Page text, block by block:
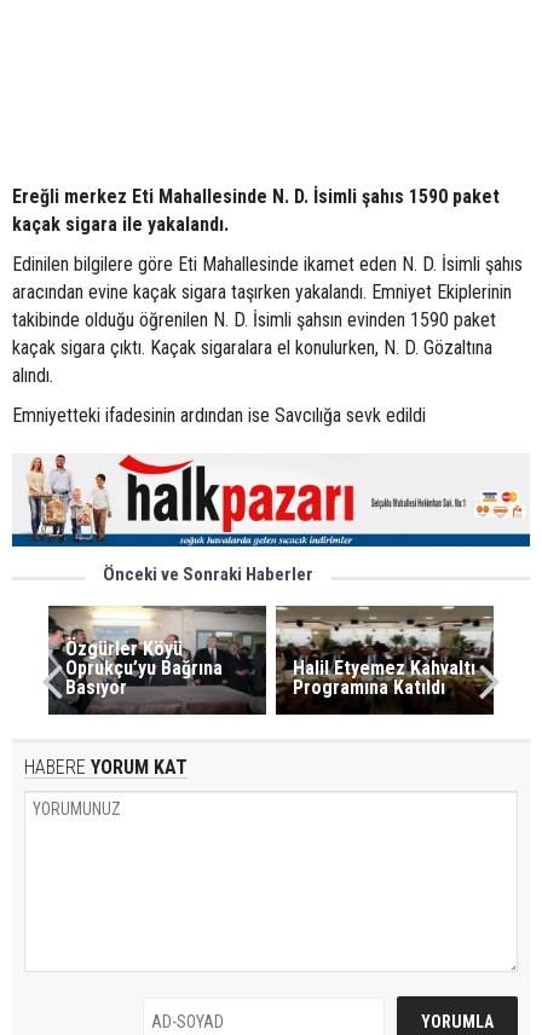
Ereğli merkez Eti Mahallesinde N. D. İsimli şahıs 1590 paket
kaçak sigara ile yakalandı.
Edinilen bilgilere göre Eti Mahallesinde ikamet eden N. D. İsimli şahıs
aracından evine kaçak sigara taşırken yakalandı. Emniyet Ekiplerinin
takibinde olduğu öğrenilen N. D. İsimli şahsın evinden 1590 paket
kaçak sigara çıktı. Kaçak sigaralara el konulurken, N. D. Gözaltına
alındı.
Emniyetteki ifadesinin ardından ise Savcılığa sevk edildi
Önceki ve Sonraki Haberler
Özgürler Köyü
Oprukçu’yu Bağrına
Basıyor
Halil Etyemez Kahvaltı
Programına Katıldı
HABERE YORUM KAT